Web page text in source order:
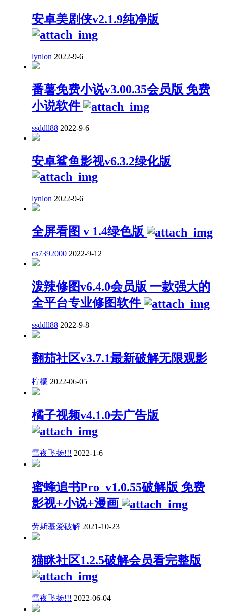
安卓美剧侠v2.1.9纯净版
lynlon 2022-9-6
番薯免费小说v3.00.35会员版 免费
小说软件
ssddll88 2022-9-6
安卓鲨鱼影视v6.3.2绿化版
lynlon 2022-9-6
全屏看图 v 1.4绿色版
cs7392000 2022-9-12
泼辣修图v6.4.0会员版 一款强大的
全平台专业修图软件
ssddll88 2022-9-8
翻茄社区v3.7.1最新破解无限观影
柠檬 2022-06-05
橘子视频v4.1.0去广告版
雪夜飞扬!!! 2022-1-6
蜜蜂追书Pro_v1.0.55破解版 免费
影视+小说+漫画
劳斯基爱破解 2021-10-23
猫眯社区1.2.5破解会员看完整版
雪夜飞扬!!! 2022-06-04